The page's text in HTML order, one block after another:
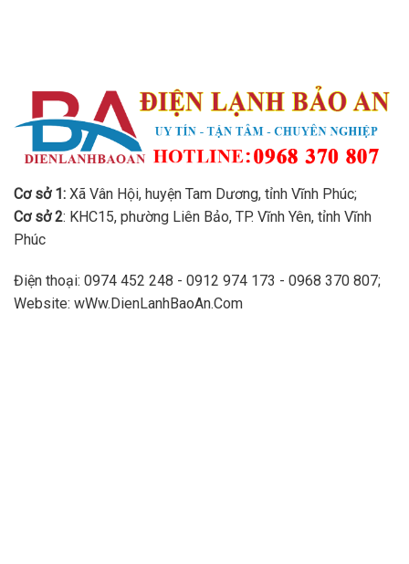
Cơ sở 1: Xã Vân Hội, huyện Tam Dương, tỉnh Vĩnh Phúc;
Cơ sở 2: KHC15, phường Liên Bảo, TP. Vĩnh Yên, tỉnh Vĩnh
Phúc
Điện thoại: 0974 452 248 - 0912 974 173 - 0968 370 807;
Website: wWw.DienLanhBaoAn.Com